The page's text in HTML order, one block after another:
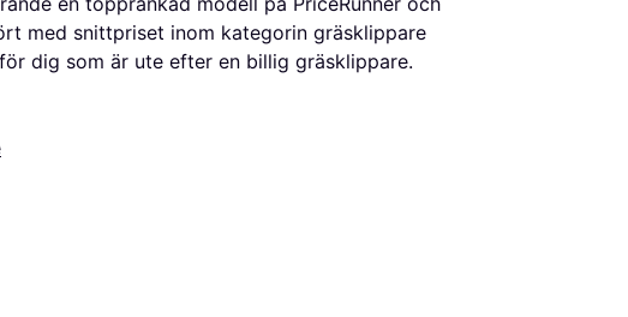
med snittpriset inom kategorin gräsklippare
dig som är ute efter en billig gräsklippare.